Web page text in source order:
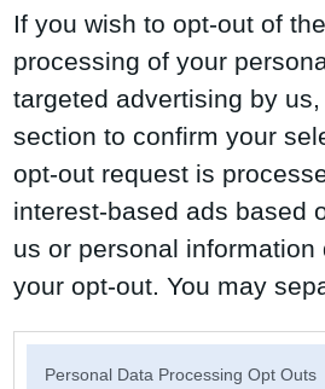
If you wish to opt-out of
processing of your
targeted advertising by
section to confirm your
opt-out request is
interest-based ads based
us or personal
your opt-out. You may
Personal Data Processing Opt Outs